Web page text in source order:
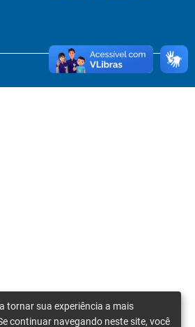
tornar sua experiência a mais
continuar navegando neste site, você